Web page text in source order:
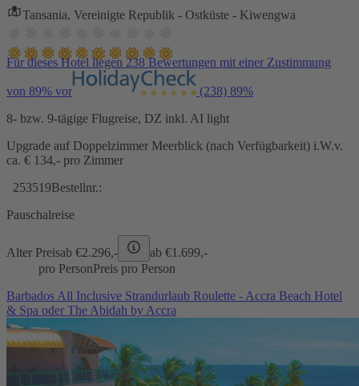
Tansania, Vereinigte Republik - Ostküste - Kiwengwa
Für dieses Hotel liegen 238 Bewertungen mit einer Zustimmung
von 89% vor (238) 89%
8- bzw. 9-tägige Flugreise, DZ inkl. AI light
Upgrade auf Doppelzimmer Meerblick (nach Verfügbarkeit) i.W.v.
ca. € 134,- pro Zimmer
253519Bestellnr.:
Pauschalreise
Alter Preisab €2.296,- ab €1.699,-
pro PersonPreis pro Person
Barbados All Inclusive Strandurlaub Roulette - Accra Beach Hotel
& Spa oder The Abidah by Accra